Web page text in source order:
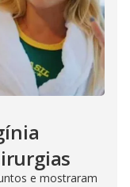
e mostraram